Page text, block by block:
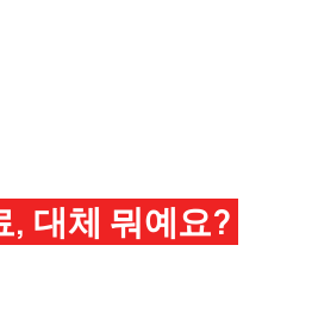
, 대체 뭐예요?